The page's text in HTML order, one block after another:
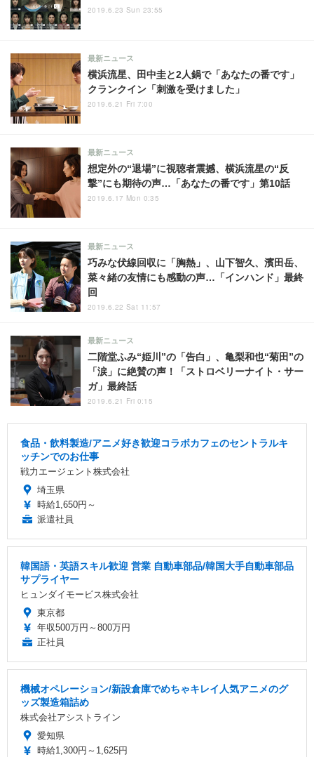
2019.6.23 Sun 23:55
横浜流星、田中圭と2人鍋で「あなたの番です」
クランクイン「刺激を受けました」
最新ニュース
2019.6.21 Fri 7:00
想定外の“退場”に視聴者震撼、横浜流星の“反
撃”にも期待の声…「あなたの番です」第10話
最新ニュース
2019.6.17 Mon 0:35
巧みな伏線回収に「胸熱」、山下智久、濱田岳、
菜々緒の友情にも感動の声…「インハンド」最終
回
最新ニュース
2019.6.22 Sat 11:57
二階堂ふみ“姫川”の「告白」、亀梨和也“菊田”の
「涙」に絶賛の声！「ストロベリーナイト・サー
ガ」最終話
最新ニュース
2019.6.21 Fri 0:15
食品・飲料製造/アニメ好き歓迎コラボカフェのセントラルキ
ッチンでのお仕事
戦力エージェント株式会社
埼玉県
時給1,650円～
派遣社員
韓国語・英語スキル歓迎 営業 自動車部品/韓国大手自動車部品
サプライヤー
ヒュンダイモービス株式会社
東京都
年収500万円～800万円
正社員
機械オペレーション/新設倉庫でめちゃキレイ人気アニメのグ
ッズ製造箱詰め
株式会社アシストライン
愛知県
時給1,300円～1,625円